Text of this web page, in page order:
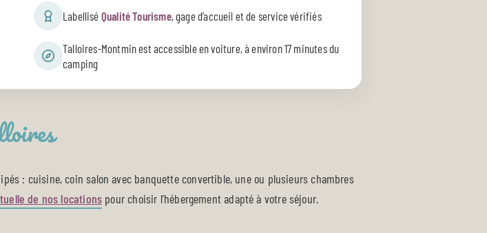
Labellisé Qualité Tourisme, gage d’accueil et de service vérifiés
Talloires-Montmin est accessible en voiture, à environ 17 minutes du
camping
: cuisine, coin salon avec banquette convertible, une ou plusieurs chambres
de nos locations pour choisir l’hébergement adapté à votre séjour.